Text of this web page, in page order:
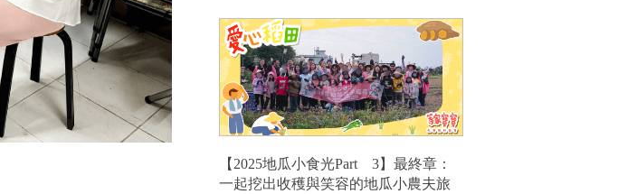
【2025地瓜小食光Part 3】最終章：
一起挖出收穫與笑容的地瓜小農夫旅